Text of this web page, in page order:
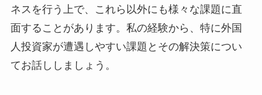
ネスを行う上で、これら以外にも様々な課題に直
面することがあります。私の経験から、特に外国
人投資家が遭遇しやすい課題とその解決策につい
てお話ししましょう。